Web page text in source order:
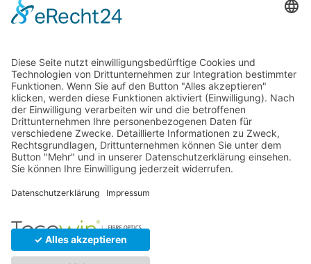
© 2026 Tecowin GmbH |Impressum|Datenschutz
|Widerrufsrecht|AGB|Gewährleistung|RMA